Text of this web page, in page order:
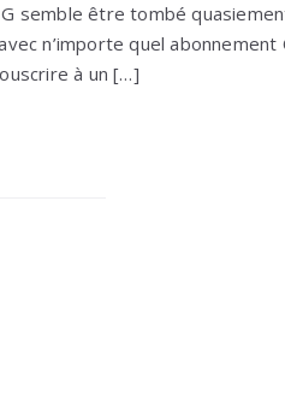
semble être tombé
n’importe quel abonnement
à un […]